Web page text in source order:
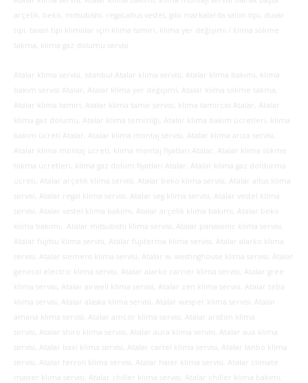
arçelik, beko, mitsubishi, regal,altus vestel, gibi markalarda salon tipi, duvar
tipi, tavan tipi klimalar için klima tamiri, klima yer değişimi / klima sökme
takma, klima gaz dolumu servisi.
Atalar klima servisi, istanbul Atalar klima servisi, Atalar klima bakımı, klima
bakım servisi Atalar, Atalar klima yer değişimi, Atalar klima sökme takma,
Atalar klima tamiri, Atalar klima tamir servisi, klima tamircisi Atalar, Atalar
klima gaz dolumu, Atalar klima temizliği, Atalar klima bakım ücretleri, klima
bakım ücreti Atalar, Atalar klima montaj servisi, Atalar klima arıza servisi,
Atalar klima montaj ücreti, klima montaj fiyatları Atalar, Atalar klima sökme
takma ücretleri, klima gaz dolum fiyatları Atalar, Atalar klima gaz doldurma
ücreti, Atalar arçelik klima servisi, Atalar beko klima servisi, Atalar altus klima
servisi, Atalar regal klima servisi, Atalar seg klima servisi, Atalar vestel klima
servisi, Atalar vestel klima bakımı, Atalar arçelik klima bakımı, Atalar beko
klima bakımı, Atalar mitsubishi klima servisi, Atalar panasonic klima servisi,
Atalar fujitsu klima servisi, Atalar fujiterma klima servisi, Atalar alarko klima
servisi, Atalar siemens klima servisi, Atalar w. westinghouse klima servisi, Atalar
general electric klima servisi, Atalar alarko carrier klima servisi, Atalar gree
klima servisi, Atalar airwell klima servisi, Atalar zen klima servisi, Atalar teba
klima servisi, Atalar alaska klima servisi, Atalar wesper klima servisi, Atalar
amana klima servisi, Atalar amcor klima servisi, Atalar ariston klima
servisi, Atalar shiro klima servisi, Atalar aura klima servisi, Atalar aux klima
servisi, Atalar baxi klima servisi, Atalar cartel klima servisi, Atalar lanbo klima
servisi, Atalar ferroli klima servisi, Atalar haier klima servisi, Atalar climate
master klima servisi, Atalar chiller klima servisi, Atalar chiller klima bakımı,